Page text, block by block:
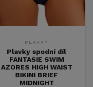
PLAVKY
Plavky spodní díl
FANTASIE SWIM
AZORES HIGH WAIST
BIKINI BRIEF
MIDNIGHT